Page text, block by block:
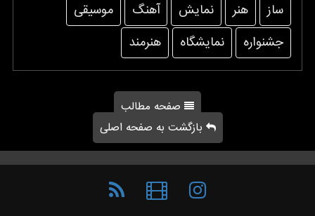
ساز هنر نمایش آهنگ
موسیقی
جشنواره
نمایشگاه هنرمند
صفحه مطالب
بازگشت به صفحه اصلی